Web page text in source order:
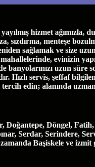
hizmet ağımızla,
menteşe
sağlamak ve size
evinizin
uzun süre
Hızlı servis, şeffaf
edin; alanında
Döngel,
Serdar, Serindere,
Başiskele ve